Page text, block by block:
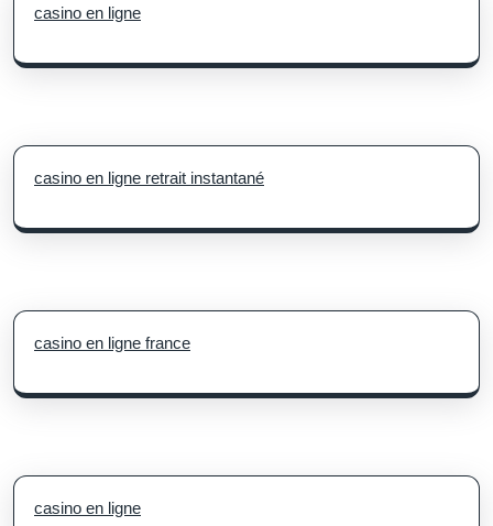
casino en ligne
casino en ligne retrait instantané
casino en ligne france
casino en ligne